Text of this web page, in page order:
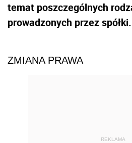
temat poszczególnych
prowadzonych przez spółki.
ZMIANA PRAWA
REKLAMA